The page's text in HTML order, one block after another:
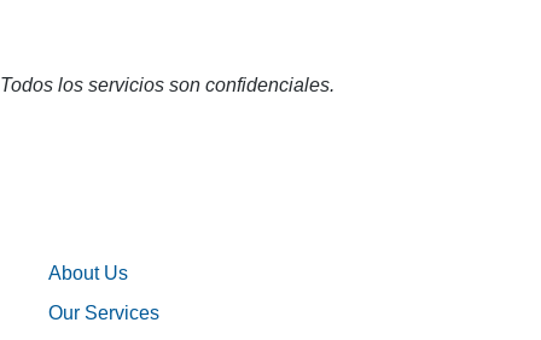
Todos los servicios son confidenciales.
About Us
Our Services